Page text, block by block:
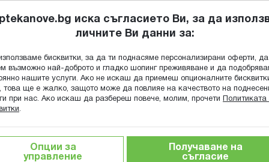
Търсене
ПОПИТАЙ
ГРИЖА ЗА МАЙКАТА И ДЕТЕТО ХРАНИТЕЛНИ ДОБАВКИ
храни за бебета
иска съгласието Ви, за да
личните Ви данни за:
бисквитки, за да ти поднасяме персонализирани оферти, да
възможно най-доброто и гладко шопинг преживяване и да
нашите услуги. Ако не искаш да приемеш опционалните
това ще е жалко, защото може да повлияе на качеството на
при нас. Ако искаш да разбереш повече, молим, прочети
Политиката
.
Опции за
управление
Получаване на
съгласие